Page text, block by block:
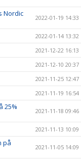
Nordic
2022-01-19 14:33
2022-01-14 13:32
2021-12-22 16:13
2021-12-10 20:37
2021-11-25 12:47
2021-11-19 16:54
25%
2021-11-18 09:46
2021-11-13 10:09
på
2021-11-05 14:09